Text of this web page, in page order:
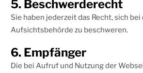
5. Beschwerderecht
Sie haben jederzeit das Recht, sich
Aufsichtsbehörde zu beschweren.
6. Empfänger
Die bei Aufruf und Nutzung der